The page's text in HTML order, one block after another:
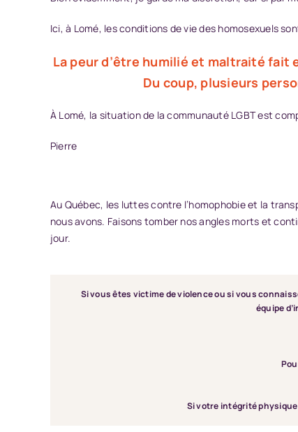
Ici, à Lomé, les conditions de vie des homosexuels
La peur d’être humilié et maltraité fait
Du coup, plusieurs
À Lomé, la situation de la communauté LGBT est
Pierre
Au Québec, les luttes contre l’homophobie et la
nous avons. Faisons tomber nos angles morts et
jour.
Si vous êtes victime de violence ou si vous
équipe
Si votre intégrité